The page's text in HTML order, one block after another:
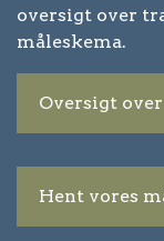
oversigt over
måleskema.
Oversigt
Hent vores